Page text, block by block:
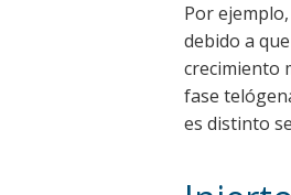
Por
debido a
crecimiento
fase
es distinto